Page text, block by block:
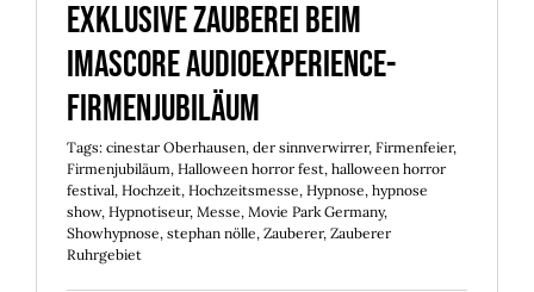
Exklusive Zauberei beim
IMAscore audioexperience-
Firmenjubiläum
Tags: cinestar Oberhausen, der sinnverwirrer, Firmenfeier,
Firmenjubiläum, Halloween horror fest, halloween horror
festival, Hochzeit, Hochzeitsmesse, Hypnose, hypnose
show, Hypnotiseur, Messe, Movie Park Germany,
Showhypnose, stephan nölle, Zauberer, Zauberer
Ruhrgebiet